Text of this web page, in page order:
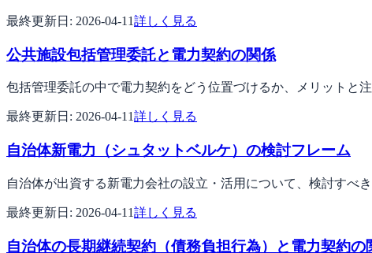
最終更新日: 2026-04-11詳しく見る
公共施設包括管理委託と電力契約の関係
包括管理委託の中で電力契約をどう位置づけるか、メリットと注
最終更新日: 2026-04-11詳しく見る
自治体新電力（シュタットベルケ）の検討フレーム
自治体が出資する新電力会社の設立・活用について、検討すべ
最終更新日: 2026-04-11詳しく見る
自治体の長期継続契約（債務負担行為）と電力契約の